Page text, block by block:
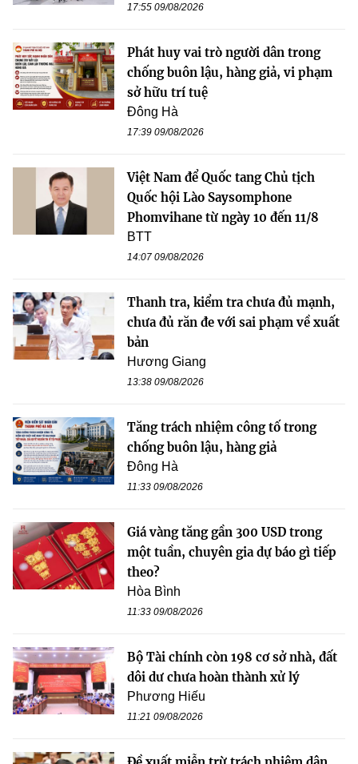
17:55 09/08/2026
Phát huy vai trò người dân trong
chống buôn lậu, hàng giả, vi phạm
sở hữu trí tuệ
Đông Hà
17:39 09/08/2026
Việt Nam để Quốc tang Chủ tịch
Quốc hội Lào Saysomphone
Phomvihane từ ngày 10 đến 11/8
BTT
14:07 09/08/2026
Thanh tra, kiểm tra chưa đủ mạnh,
chưa đủ răn đe với sai phạm về xuất
bản
Hương Giang
13:38 09/08/2026
Tăng trách nhiệm công tố trong
chống buôn lậu, hàng giả
Đông Hà
11:33 09/08/2026
Giá vàng tăng gần 300 USD trong
một tuần, chuyên gia dự báo gì tiếp
theo?
Hòa Bình
11:33 09/08/2026
Bộ Tài chính còn 198 cơ sở nhà, đất
dôi dư chưa hoàn thành xử lý
Phương Hiếu
11:21 09/08/2026